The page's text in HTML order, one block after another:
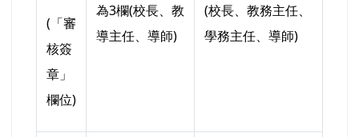
(「審
核簽
章」
欄位)
為3欄(校長、教
導主任、導師)
(校長、教務主任、
學務主任、導師)